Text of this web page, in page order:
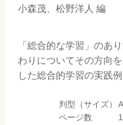
小森茂 松野洋人 編
「総合的な学習」のあ
わりについてその方向
した総合的学習の実践例
判型（サイズ）
ページ数